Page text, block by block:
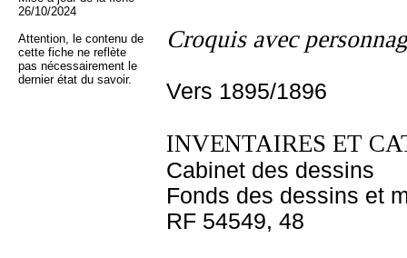
26/10/2024
Attention, le contenu de
cette fiche ne reflète
pas nécessairement le
dernier état du savoir.
Croquis avec
Vers 1895/1896
INVENTAIRES ET
Cabinet des dessins
Fonds des dessins et
RF 54549, 48